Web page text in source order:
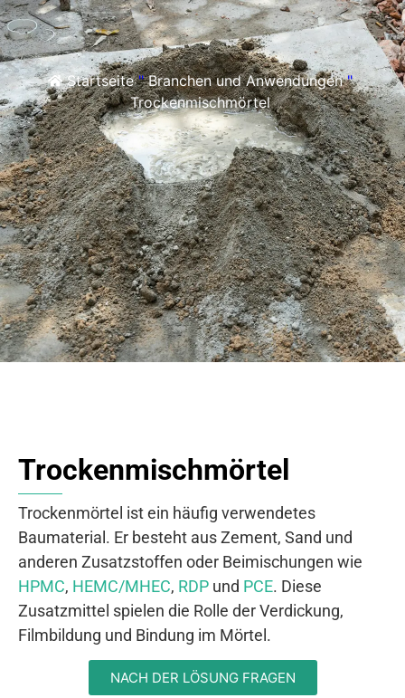
Startseite " Branchen und Anwendungen "
Trockenmischmörtel
Trockenmischmörtel
Trockenmörtel ist ein häufig verwendetes
Baumaterial. Er besteht aus Zement, Sand und
anderen Zusatzstoffen oder Beimischungen wie
HPMC, HEMC/MHEC, RDP und PCE. Diese
Zusatzmittel spielen die Rolle der Verdickung,
Filmbildung und Bindung im Mörtel.
NACH DER LÖSUNG FRAGEN